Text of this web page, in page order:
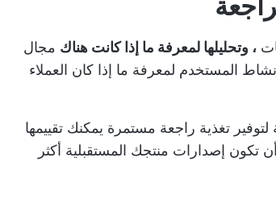
، وتحليلها لمعرفة ما إذا كانت هناك مجال
المستخدم لمعرفة ما إذا كان العملاء
تغذية راجعة مستمرة يمكنك تقييمها
تكون إصدارات منتجك المستقبلية أكثر